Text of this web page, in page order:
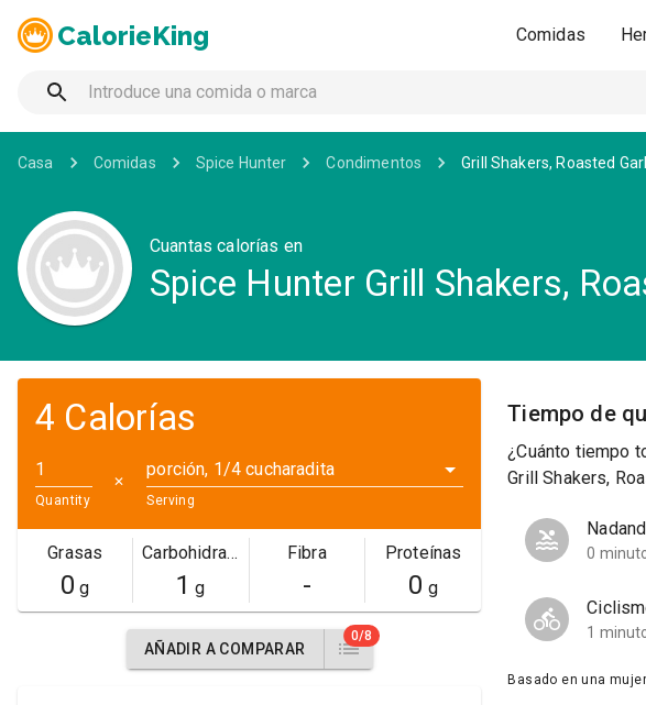
CalorieKing Comidas
Casa Comidas Spice Hunter Condimentos Grill Shakers, Roasted
Cuantas calorías en
Spice Hunter Grill Shakers,
4 Calorías
Quantity
✕
porción, 1/4 cucharadita
Serving
Grasas
0 g
Carbohidratos
1 g
Fibra
-
Proteínas
0 g
AÑADIR A COMPARAR
0/8
Tiempo de
¿Cuánto tiempo
Grill Shakers,
0
1
Basado en una